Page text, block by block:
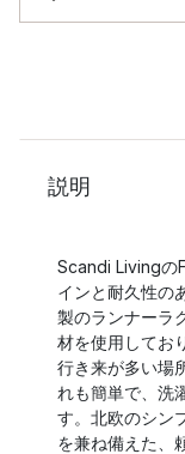
説明
Scandi Livingの
インと耐久性の
製のランナーラ
材を使用してお
行き来が多い場
れも簡単で、洗
す。北欧のシン
を兼ね備えた、